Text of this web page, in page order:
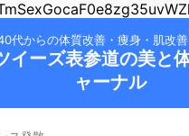
代からの体質改善・痩身・肌改
イーズ表参道の美と
ャーナル